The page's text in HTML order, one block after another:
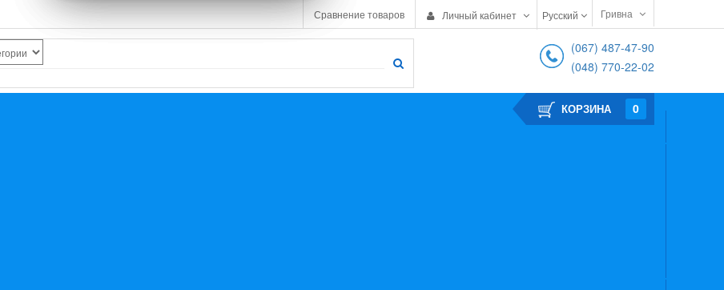
Сравнение товаров Личный кабинет Гривна
Русский
(067) 487-47-90
(048) 770-22-02
КОРЗИНА 0